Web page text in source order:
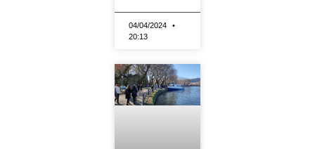
04/04/2024
20:13